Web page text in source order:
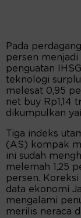
Pada
persen menjadi
penguatan
teknologi
melesat 0,95
net buy Rp1,14
dikumpulkan
Tiga indeks
(AS) kompak
ini sudah
melemah 1,25
persen.
data ekonomi
mengalami
merilis neraca